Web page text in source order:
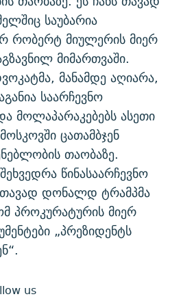
საუბარია
რობერტ მიულერის მიერ
მიმართვაში.
მანამდე აღიარა,
საარჩევნო
მოლაპარაკებებს ასეთი
ცათამბჯენ
თაობაზე.
წინასაარჩევნო
დონალდ ტრამპმა
პროკურატურის მიერ
„პრეზიდენტს
us